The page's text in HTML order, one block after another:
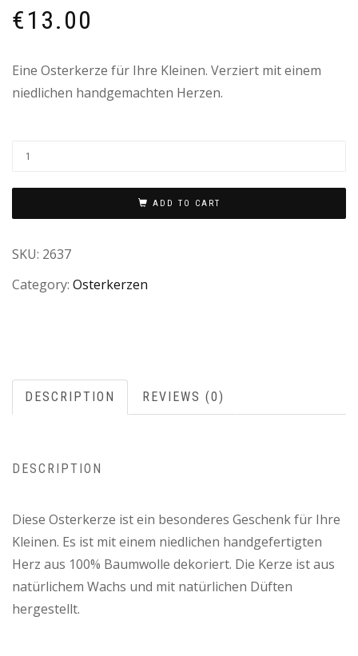
€13.00
Eine Osterkerze für Ihre Kleinen. Verziert mit einem
niedlichen handgemachten Herzen.
ADD TO CART
SKU: 2637
Category: Osterkerzen
DESCRIPTION REVIEWS (0)
DESCRIPTION
Diese Osterkerze ist ein besonderes Geschenk für Ihre
Kleinen. Es ist mit einem niedlichen handgefertigten
Herz aus 100% Baumwolle dekoriert. Die Kerze ist aus
natürlichem Wachs und mit natürlichen Düften
hergestellt.